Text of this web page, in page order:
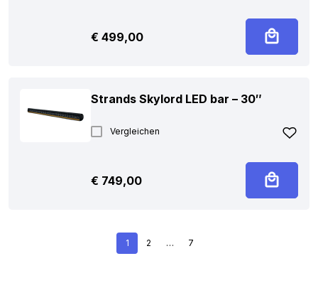
€ 499,00
Strands Skylord LED bar – 30″
Vergleichen
€ 749,00
1 2 … 7